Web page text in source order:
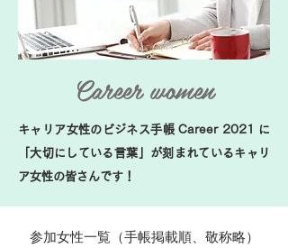
Career women
キャリア女性のビジネス手帳 Career 2021 に
「大切にしている言葉」が刻まれているキャリ
ア女性の皆さんです！
参加女性一覧​（手帳掲載順、敬称略）